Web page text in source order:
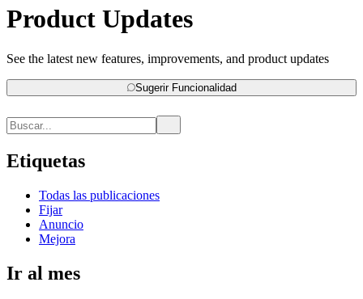
Product Updates
See the latest new features, improvements, and product updates
Sugerir Funcionalidad
Etiquetas
Todas las publicaciones
Fijar
Anuncio
Mejora
Ir al mes